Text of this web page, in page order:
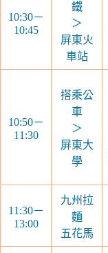
10:30－
10:45
鐵
＞
屏東火
車站
10:50－
11:30
搭乘公
車
＞
屏東大
學
11:30－
13:00
九州拉
麵
五花馬